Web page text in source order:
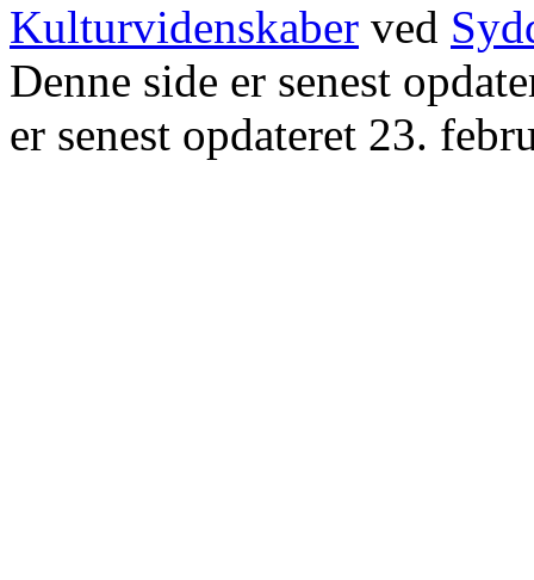
Kulturvidenskaber ved
Denne side er senest
er senest opdateret 23.